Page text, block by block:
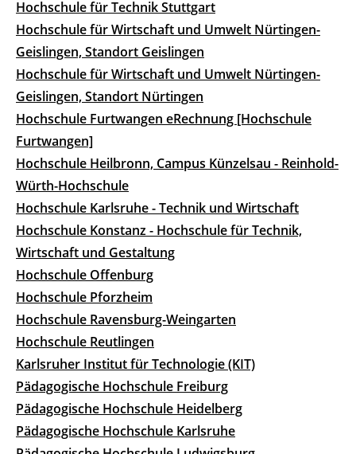
Hochschule für Technik Stuttgart
Hochschule für Wirtschaft und Umwelt Nürtingen-
Geislingen, Standort Geislingen
Hochschule für Wirtschaft und Umwelt Nürtingen-
Geislingen, Standort Nürtingen
Hochschule Furtwangen eRechnung [Hochschule
Furtwangen]
Hochschule Heilbronn, Campus Künzelsau - Reinhold-
Würth-Hochschule
Hochschule Karlsruhe - Technik und Wirtschaft
Hochschule Konstanz - Hochschule für Technik,
Wirtschaft und Gestaltung
Hochschule Offenburg
Hochschule Pforzheim
Hochschule Ravensburg-Weingarten
Hochschule Reutlingen
Karlsruher Institut für Technologie (KIT)
Pädagogische Hochschule Freiburg
Pädagogische Hochschule Heidelberg
Pädagogische Hochschule Karlsruhe